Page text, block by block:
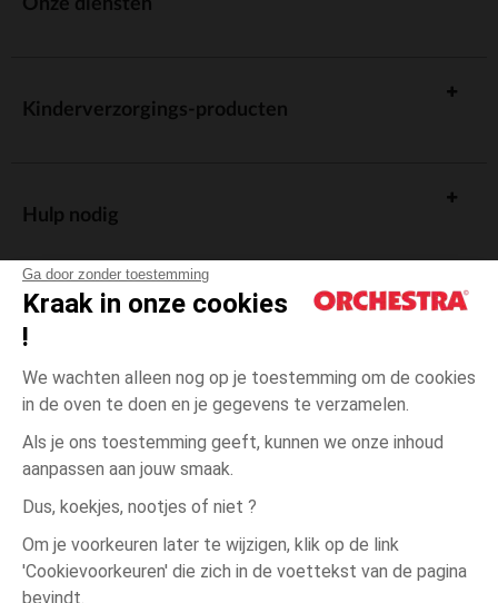
Ga door zonder toestemming
Kraak in onze cookies
!
We wachten alleen nog op je toestemming om de cookies
in de oven te doen en je gegevens te verzamelen.
Als je ons toestemming geeft, kunnen we onze inhoud
aanpassen aan jouw smaak.
Dus, koekjes, nootjes of niet ?
Om je voorkeuren later te wijzigen, klik op de link
'Cookievoorkeuren' die zich in de voettekst van de pagina
bevindt.
Blauw Blauw
één
Kinderverzorgings-producten
Hulp nodig
Algemene verkoopsvoorwaarden
Wettelijke bepalingen
Persoonsgegevens